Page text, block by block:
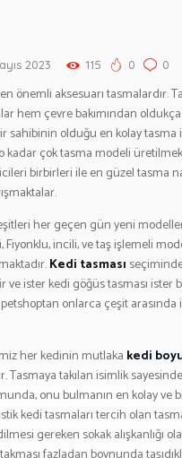
HAVUZ
VE SAĞLIK
DALIŞ
2023 115 0 0
önemli aksesuarı tasmalardır.
hem çevre bakımından
sahibinin olduğu en kolay tasma
kadar çok tasma modeli
birbirleri ile en güzel tasma
her geçen gün yeni
Fiyonklu, incili, ve taş işlemeli
Kedi tasması
ve ister kedi göğüs tasması ister
onlarca çeşit arasında
her kedinin mutlaka kedi
Tasmaya takılan isimlik
onu bulmanın en kolay ve
kedi tasmaları tercih olan
gereken sokak alışkanlığı